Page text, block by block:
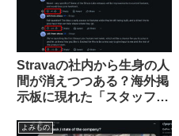
Stravaの社内から生身の人
間が消えつつある？海外掲
示板に現れた「スタッフ」
ッシングを受ける
よみもの